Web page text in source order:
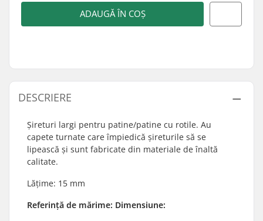
ADAUGĂ ÎN COȘ
DESCRIERE
Șireturi largi pentru patine/patine cu rotile. Au
capete turnate care împiedică șireturile să se
lipească și sunt fabricate din materiale de înaltă
calitate.
Lățime: 15 mm
Referință de mărime: Dimensiune: